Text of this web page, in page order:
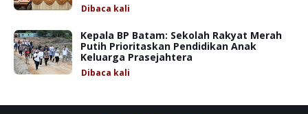
Dibaca kali
Kepala BP Batam: Sekolah Rakyat Merah
Putih Prioritaskan Pendidikan Anak
Keluarga Prasejahtera
Dibaca kali